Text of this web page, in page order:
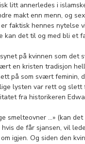
litt annerledes i
makt enn menn, og
faktisk hennes nytelse
kan det til og med bli et
på kvinnen som det
en kristen tradisjon
på som svært feminin,
lysten var rett og slett
fra historikeren
smelteovner …» (kan
hvis de får sjansen, vil
igjen. Og siden den